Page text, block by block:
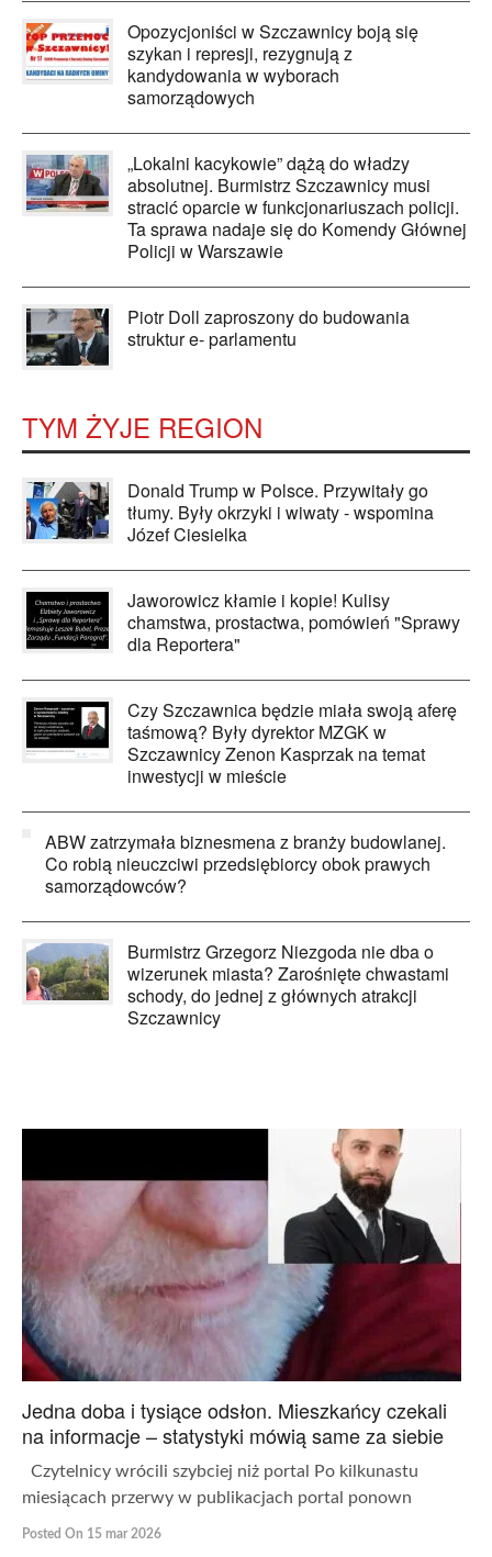
Opozycjoniści w Szczawnicy boją się
szykan i represji, rezygnują z
kandydowania w wyborach
samorządowych
„Lokalni kacykowie” dążą do władzy
absolutnej. Burmistrz Szczawnicy musi
stracić oparcie w funkcjonariuszach policji.
Ta sprawa nadaje się do Komendy Głównej
Policji w Warszawie
Piotr Doll zaproszony do budowania
struktur e- parlamentu
TYM ŻYJE REGION
Donald Trump w Polsce. Przywitały go
tłumy. Były okrzyki i wiwaty - wspomina
Józef Ciesielka
Jaworowicz kłamie i kopie! Kulisy
chamstwa, prostactwa, pomówień "Sprawy
dla Reportera"
Czy Szczawnica będzie miała swoją aferę
taśmową? Były dyrektor MZGK w
Szczawnicy Zenon Kasprzak na temat
inwestycji w mieście
ABW zatrzymała biznesmena z branży budowlanej.
Co robią nieuczciwi przedsiębiorcy obok prawych
samorządowców?
Burmistrz Grzegorz Niezgoda nie dba o
wizerunek miasta? Zarośnięte chwastami
schody, do jednej z głównych atrakcji
Szczawnicy
Jedna doba i tysiące odsłon. Mieszkańcy czekali
na informacje – statystyki mówią same za siebie
Czytelnicy wrócili szybciej niż portal Po kilkunastu
miesiącach przerwy w publikacjach portal ponown
Posted On 15 mar 2026